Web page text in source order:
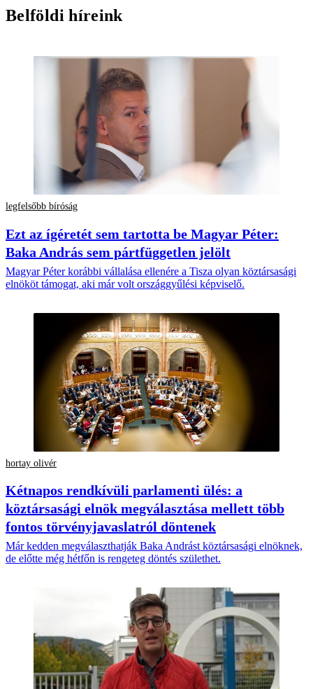
Belföldi híreink
legfelsőbb bíróság
Ezt az ígéretét sem tartotta be Magyar Péter:
Baka András sem pártfüggetlen jelölt
Magyar Péter korábbi vállalása ellenére a Tisza olyan köztársasági
elnököt támogat, aki már volt országgyűlési képviselő.
hortay olivér
Kétnapos rendkívüli parlamenti ülés: a
köztársasági elnök megválasztása mellett több
fontos törvényjavaslatról döntenek
Már kedden megválaszthatják Baka Andrást köztársasági elnöknek,
de előtte még hétfőn is rengeteg döntés születhet.